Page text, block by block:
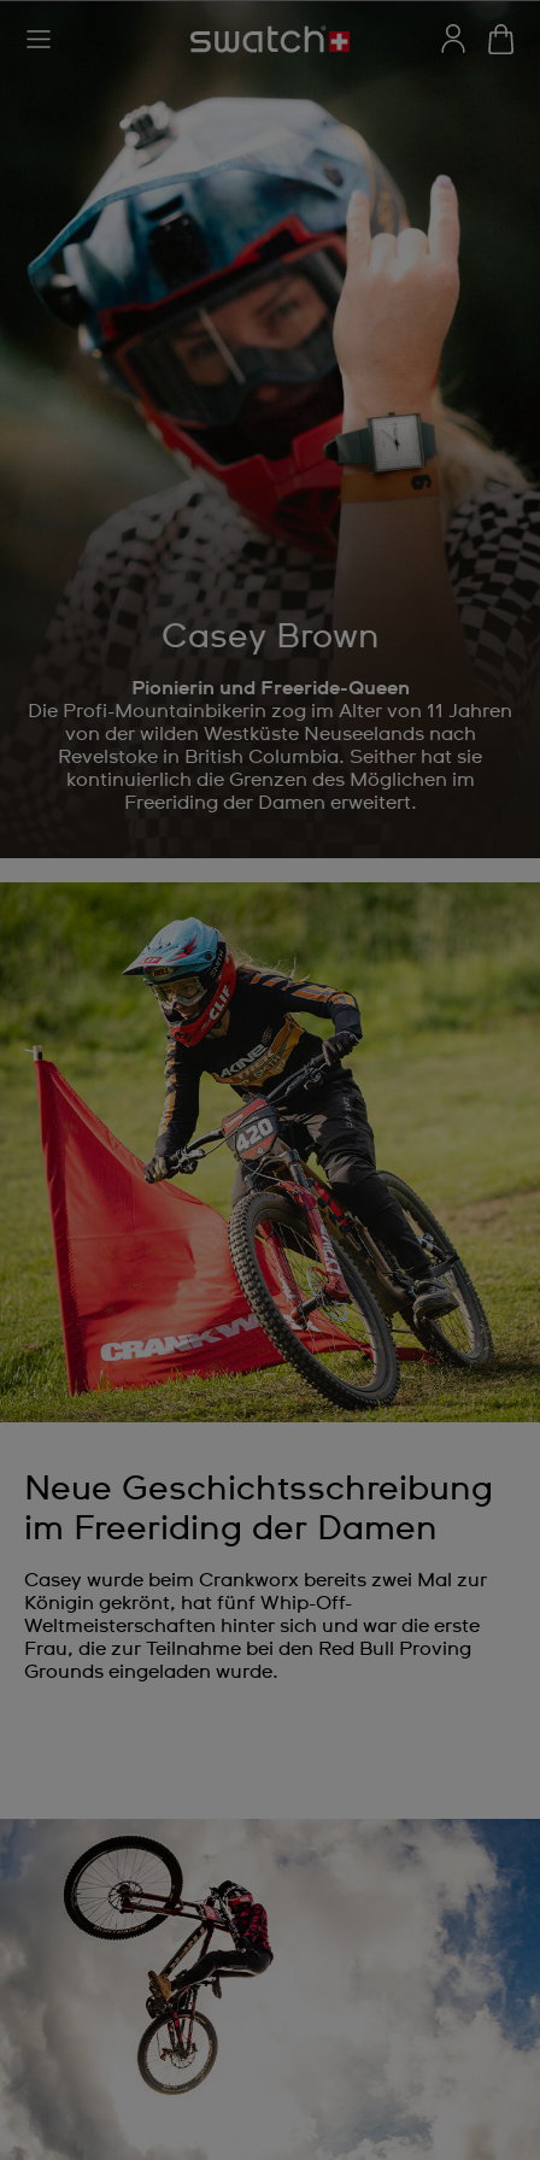
Casey Brown
Pionierin und Freeride-Queen
Die Profi-Mountainbikerin zog im Alter von 11 Jahren
von der wilden Westküste Neuseelands nach
Revelstoke in British Columbia. Seither hat sie
kontinuierlich die Grenzen des Möglichen im
Freeriding der Damen erweitert.
Neue Geschichtsschreibung
im Freeriding der Damen
Casey wurde beim Crankworx bereits zwei Mal zur
Königin gekrönt, hat fünf Whip-Off-
Weltmeisterschaften hinter sich und war die erste
Frau, die zur Teilnahme bei den Red Bull Proving
Grounds eingeladen wurde.